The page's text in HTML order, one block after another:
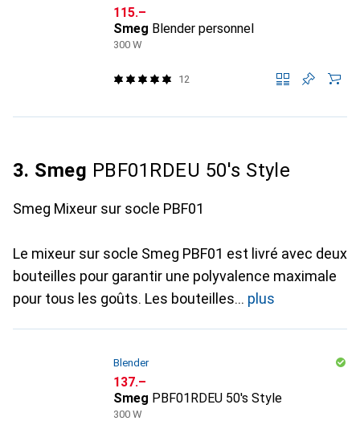
CHF
115.–
Smeg Blender personnel
300 W
12
3. Smeg PBF01RDEU 50's Style
Smeg Mixeur sur socle PBF01
Le mixeur sur socle Smeg PBF01 est livré avec deux
bouteilles pour garantir une polyvalence maximale
pour tous les goûts. Les bouteilles
plus
Blender
CHF
137.–
Smeg PBF01RDEU 50's Style
300 W